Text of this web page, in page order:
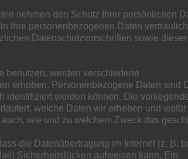
abgesagt. Hiesfeld verzichtet
wird.
nehmen den Schutz Ihrer persönlichen
Ihre personenbezogenen Daten
Datenschutzvorschriften sowie dieser
benutzen, werden verschiedene
erhoben. Personenbezogene Daten sind
identifiziert werden können. Die
welche Daten wir erheben und
wie und zu welchem Zweck das
die Datenübertragung im Internet (z. B.
Sicherheitslücken aufweisen kann. Ein